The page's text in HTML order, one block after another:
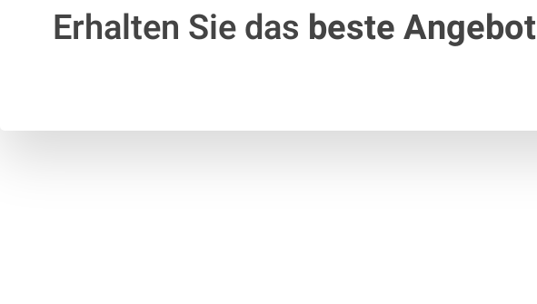
Erhalten Sie das beste Angebot